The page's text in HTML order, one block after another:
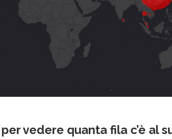
vedere quanta fila c’è al